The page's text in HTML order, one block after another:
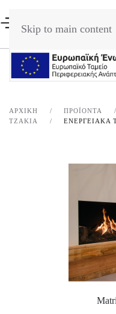
Skip to main content
ΑΡΧΙΚΉ ΠΡΟΪΌΝΤΑ
ΤΖΆΚΙΑ
ΕΝΕΡΓΕΙΑΚΑ